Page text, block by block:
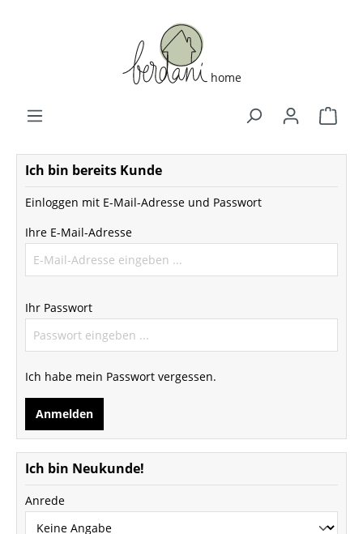
Ich bin bereits Kunde
Einloggen mit E-Mail-Adresse und Passwort
Ihre E-Mail-Adresse
Ihr Passwort
Ich habe mein Passwort vergessen.
Anmelden
Ich bin Neukunde!
Anrede